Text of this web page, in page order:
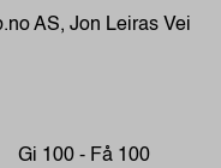
AS, Jon Leiras Vei
Gi 100 - Få 100